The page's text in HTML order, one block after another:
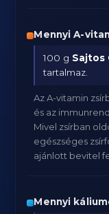
Mennyi A-
100 g Sajtos
tartalmaz.
Az A-vitamin
és az
Mivel zsírban
egészséges
ajánlott bevitel
Mennyi